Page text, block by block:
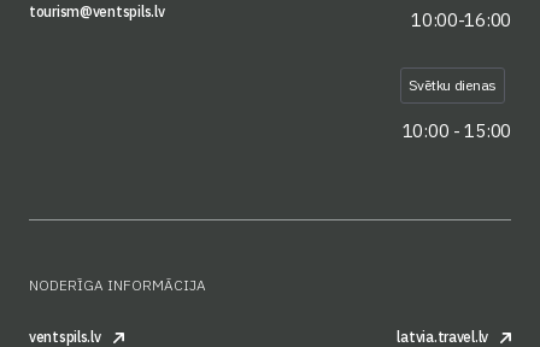
tourism@ventspils.lv 10:00-16:00
Svētku dienas
10:00 - 15:00
NODERĪGA INFORMĀCIJA
ventspils.lv latvia.travel.lv